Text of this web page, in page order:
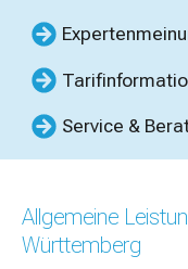
Service &
Allgemeine
Württemberg